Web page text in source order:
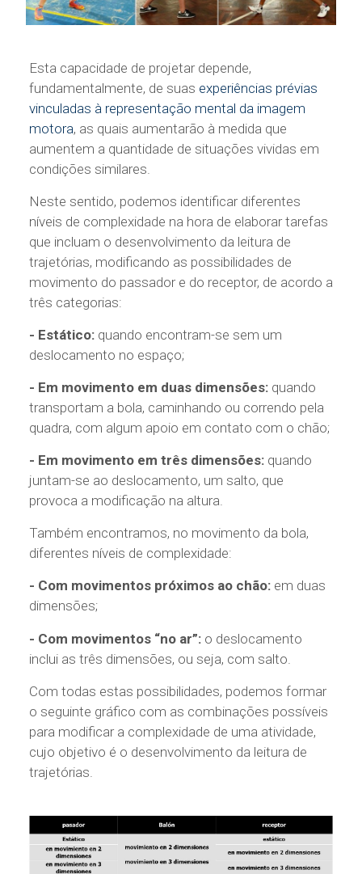
Esta capacidade de projetar depende,
fundamentalmente, de suas experiências prévias
vinculadas à representação mental da imagem
motora, as quais aumentarão à medida que
aumentem a quantidade de situações vividas em
condições similares.
Neste sentido, podemos identificar diferentes
níveis de complexidade na hora de elaborar tarefas
que incluam o desenvolvimento da leitura de
trajetórias, modificando as possibilidades de
movimento do passador e do receptor, de acordo a
três categorias:
- Estático:quando encontram-se sem um
deslocamento no espaço;
- Em movimento em duas dimensões:quando
transportam a bola, caminhando ou correndo pela
quadra, com algum apoio em contato com o chão;
- Em movimento em três dimensões:quando
juntam-se ao deslocamento, um salto, que
provoca a modificação na altura.
Também encontramos, no movimento da bola,
diferentes níveis de complexidade:
- Com movimentos próximos ao chão:em duas
dimensões;
- Com movimentos “no ar”:o deslocamento
inclui as três dimensões, ou seja, com salto.
Com todas estas possibilidades, podemos formar
o seguinte gráfico com as combinações possíveis
para modificar a complexidade de uma atividade,
cujo objetivo é o desenvolvimento da leitura de
trajetórias.